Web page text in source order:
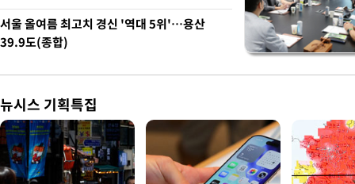
서울 올여름 최고치 경신 '역대 5위'…용산
39.9도(종합)
뉴시스 기획특집